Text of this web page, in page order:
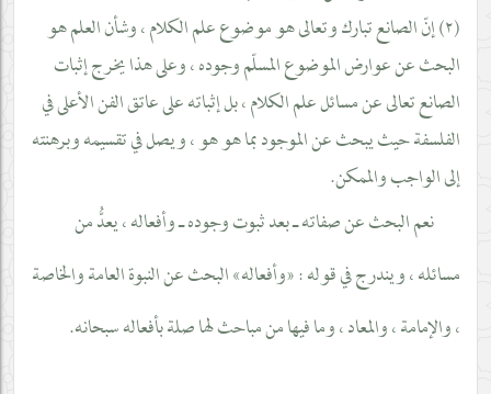
(٢) إنّ الصانع تبارك وتعالى هو موضوع علم الكلام ، وشأن العلم هو
البحث عن عوارض الموضوع المسلّم وجوده ، وعلى هذا يخرج إثبات
الصانع تعالى عن مسائل علم الكلام ، بل إثباته على عاتق الفن الأعلى في
الفلسفة حيث يبحث عن الموجود بما هو هو ، ويصل في تقسيمه وبرهنته
إلى الواجب والممكن.
نعم البحث عن صفاته ـ بعد ثبوت وجوده ـ وأفعاله ، يعدُّ من
مسائله ، ويندرج في قوله : «وأفعاله» البحث عن النبوة العامة والخاصة
، والإمامة ، والمعاد ، وما فيها من مباحث لها صلة بأفعاله سبحانه.